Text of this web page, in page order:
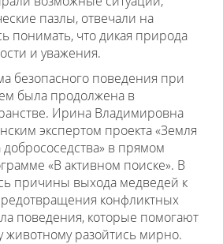
пазлы, отвечали на
понимать, что дикая природа
и уважения.
безопасного поведения при
была продолжена в
Ирина Владимировна
экспертом проекта «Земля
в прямом
«В активном поиске». В
причины выхода медведей к
конфликтных
поведения, которые помогают
животному разойтись мирно.